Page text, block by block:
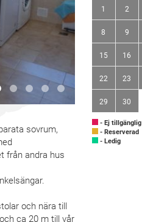
sovrum,
från andra hus
och nära till
ca 20 m till vår
1 2
8 9
15 16
22 23
29 30
- Ej tillgänglig
- Reserverad
- Ledig